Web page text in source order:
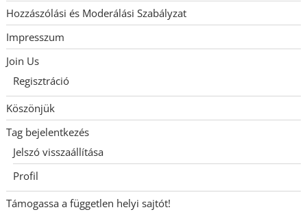
Hozzászólási és Moderálási Szabályzat
Impresszum
Join Us
Regisztráció
Köszönjük
Tag bejelentkezés
Jelszó visszaállítása
Profil
Támogassa a független helyi sajtót!